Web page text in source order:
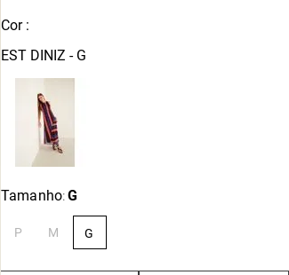
Cor :
EST DINIZ - G
Tamanho: G
P M G